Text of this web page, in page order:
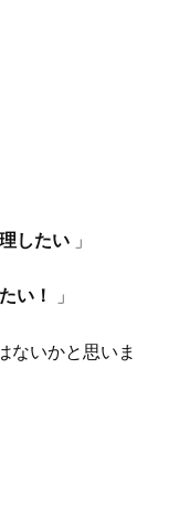
したい 」
い！ 」
ないかと思いま